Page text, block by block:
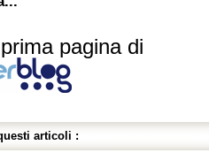
pagina di
articoli :